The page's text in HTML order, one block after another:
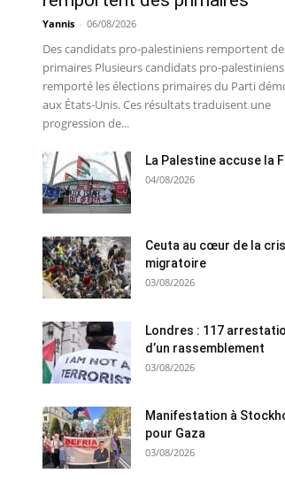
Yannis - 06/08/2026
Des candidats pro-palestiniens remportent
primaires Plusieurs candidats pro-
remporté les élections primaires du Parti
aux États-Unis. Ces résultats traduisent une
progression de...
La Palestine accuse la
04/08/2026
Ceuta au cœur de la
migratoire
03/08/2026
Londres : 117
d’un rassemblement
03/08/2026
Manifestation à
pour Gaza
03/08/2026